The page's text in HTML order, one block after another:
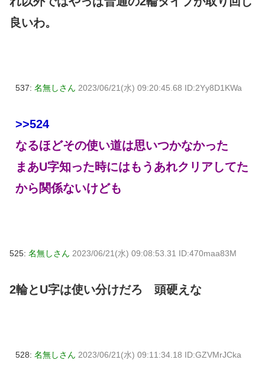
良いわ。
537: 名無しさん 2023/06/21(水) 09:20:45.68 ID:2Yy8D1KWa
>>524
なるほどその使い道は思いつかなかった
まあU字知った時にはもうあれクリアしてた
から関係ないけども
525: 名無しさん 2023/06/21(水) 09:08:53.31 ID:470maa83M
2輪とU字は使い分けだろ 頭硬えな
528: 名無しさん 2023/06/21(水) 09:11:34.18 ID:GZVMrJCka